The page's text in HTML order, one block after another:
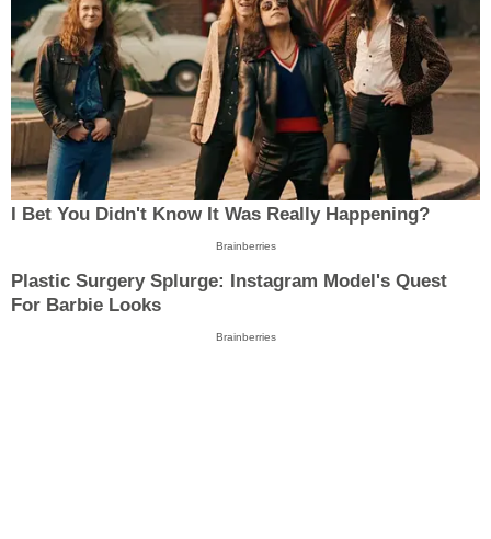
I Bet You Didn't Know It Was Really Happening?
Brainberries
Plastic Surgery Splurge: Instagram Model's Quest
For Barbie Looks
Brainberries